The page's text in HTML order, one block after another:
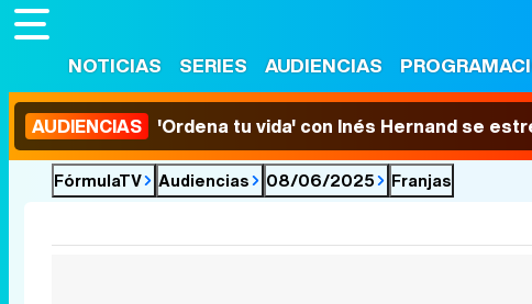
NOTICIAS SERIES AUDIENCIAS
AUDIENCIAS 'Ordena tu vida' con Inés Hernand se
FórmulaTV Audiencias 08/06/2025 Franjas